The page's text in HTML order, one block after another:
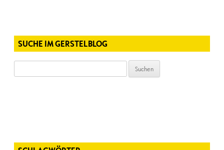
SUCHE IM GERSTELBLOG
nach: